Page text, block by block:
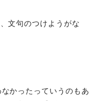
文句のつけようがな
なかったっていうのもあ